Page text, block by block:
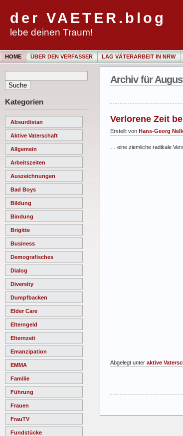
der VAETER.blog
lebe deinen Traum!
HOME ÜBER DEN VERFASSER LAG VÄTERARBEIT IN NRW
Kategorien
Absurdistan
Aktive Vaterschaft
Allgemein
Arbeitszeiten
Auszeichnungen
Bad Boys
Bildung
Bindung
Brigitte
Business
Demografisches
Dialog
Diversity
Dumpfbacken
Elder Care
Elterngeld
Elternzeit
Emanzipation
EMMA
Familie
Führung
Frauen
FrauTV
Fundstücke
Archiv für
Verlorene Zeit
Erstellt von Hans-Georg
… eine ziemliche radikale
Abgelegt unter aktive